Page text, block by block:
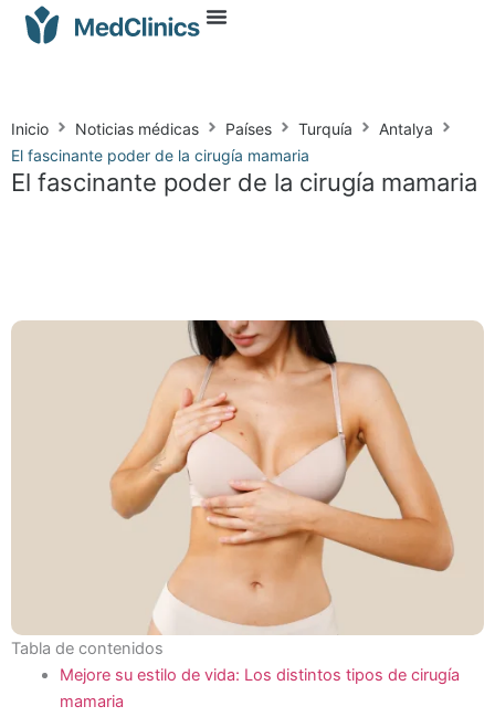
El fascinante poder de la cirugía mamaria
Inicio Noticias médicas Países Turquía
Antalya
El fascinante poder de la cirugía mamaria
Tabla de contenidos
Mejore su estilo de vida: Los distintos tipos de cirugía
mamaria